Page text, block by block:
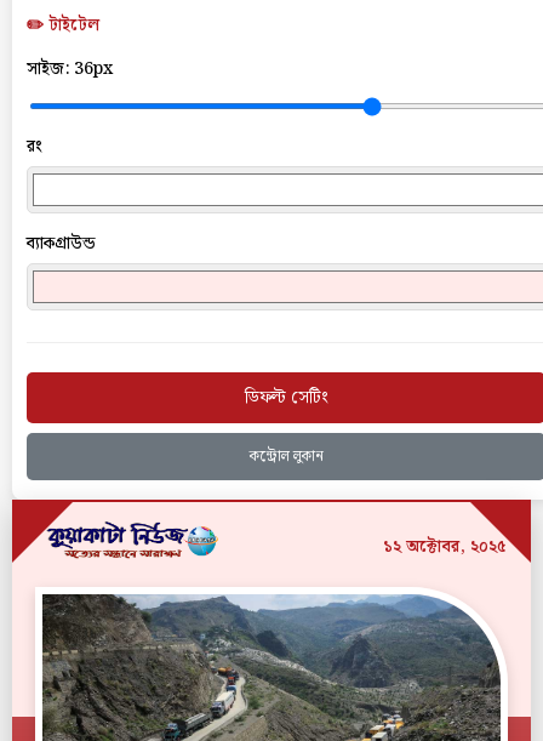
✏️ টাইটেল
সাইজ: 36px
রং
ব্যাকগ্রাউন্ড
ডিফল্ট সেটিং
কন্ট্রোল লুকান
১২ অক্টোবর, ২০২৫